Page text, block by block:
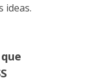
ideas.